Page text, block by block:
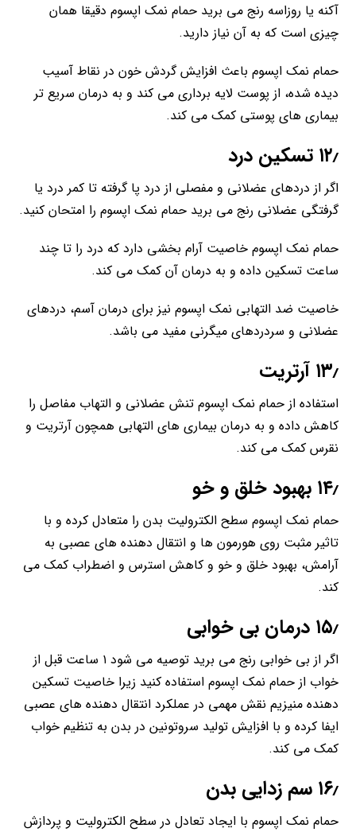
آکنه یا روزاسه رنج می برید حمام نمک اپسوم دقیقا همان
چیزی است که به آن نیاز دارید.
حمام نمک اپسوم باعث افزایش گردش خون در نقاط آسیب
دیده شده، از پوست لایه برداری می کند و به درمان سریع تر
بیماری های پوستی کمک می کند.
۱۲٫ تسکین درد
اگر از دردهای عضلانی و مفصلی از درد پا گرفته تا کمر درد یا
گرفتگی عضلانی رنج می برید حمام نمک اپسوم را امتحان کنید.
حمام نمک اپسوم خاصیت آرام بخشی دارد که درد را تا چند
ساعت تسکین داده و به درمان آن کمک می کند.
خاصیت ضد التهابی نمک اپسوم نیز برای درمان آسم، دردهای
عضلانی و سردردهای میگرنی مفید می باشد.
۱۳٫ آرتریت
استفاده از حمام نمک اپسوم تنش عضلانی و التهاب مفاصل را
کاهش داده و به درمان بیماری های التهابی همچون آرتریت و
نقرس کمک می کند.
۱۴٫ بهبود خلق و خو
حمام نمک اپسوم سطح الکترولیت بدن را متعادل کرده و با
تاثیر مثبت روی هورمون ها و انتقال دهنده های عصبی به
آرامش، بهبود خلق و خو و کاهش استرس و اضطراب کمک می
کند.
۱۵٫ درمان بی خوابی
اگر از بی خوابی رنج می برید توصیه می شود ۱ ساعت قبل از
خواب از حمام نمک اپسوم استفاده کنید زیرا خاصیت تسکین
دهنده منیزیم نقش مهمی در عملکرد انتقال دهنده های عصبی
ایفا کرده و با افزایش تولید سروتونین در بدن به تنظیم خواب
کمک می کند.
۱۶٫ سم زدایی بدن
حمام نمک اپسوم با ایجاد تعادل در سطح الکترولیت و پردازش